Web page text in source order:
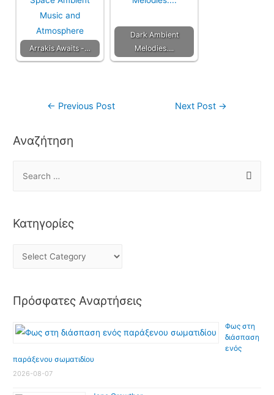
Arrakis Awaits -…
Dark Ambient
Melodies....
← Previous Post Next Post →
Αναζήτηση
Κατηγορίες
Πρόσφατες Αναρτήσεις
Φως στη
διάσπαση
ενός
παράξενου σωματιδίου
2026-08-07